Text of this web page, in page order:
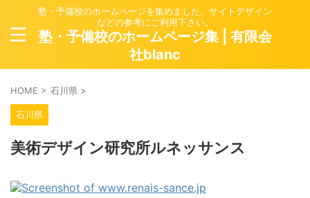
塾・予備校のホームページを集めました。サイトデザイン
などの参考にご利用下さい。
塾・予備校のホームページ集 | 有限会
社blanc
HOME > 石川県 >
石川県
美術デザイン研究所ルネッサンス